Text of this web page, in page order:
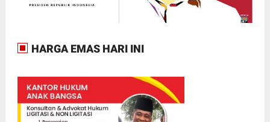
HARGA EMAS HARI INI